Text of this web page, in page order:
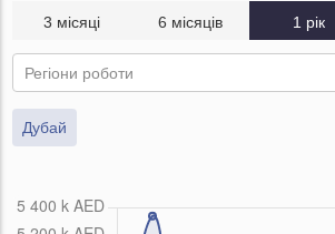
3 місяці 6 місяців 1 рік
Регіони роботи
Дубай